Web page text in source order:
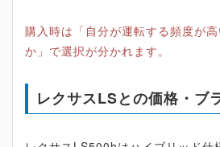
購入時は「自分が運転する頻度が
か」で選択が分かれます。
レクサスLSとの価格・ブ